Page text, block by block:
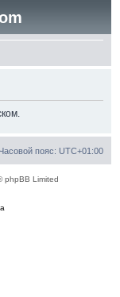
Часовой пояс: UTC+01:00
phpBB Limited